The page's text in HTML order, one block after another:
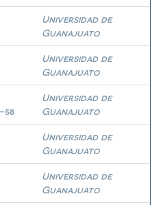
Universidad de
Guanajuato
Universidad de
Guanajuato
58
Universidad de
Guanajuato
Universidad de
Guanajuato
Universidad de
Guanajuato